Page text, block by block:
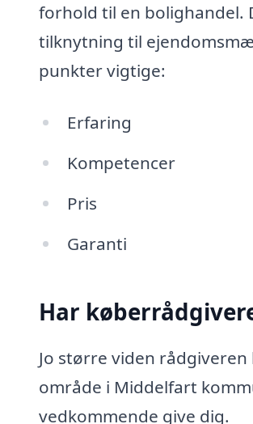
forhold til en bolighandel.
tilknytning til
punkter vigtige:
Erfaring
Kompetencer
Pris
Garanti
Har
Jo større viden
område i Middelfart
vedkommende give dig.